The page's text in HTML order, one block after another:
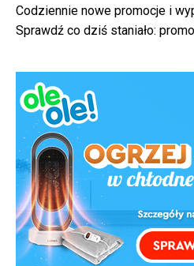
Codziennie nowe promocje i
Sprawdź co dziś staniało: